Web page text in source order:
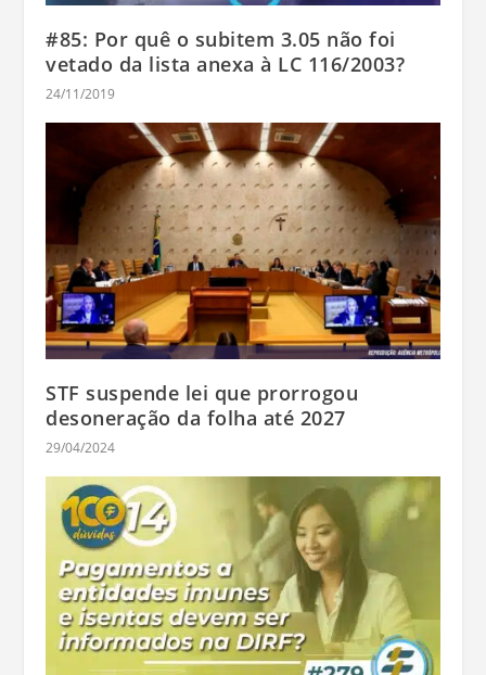
#85: Por quê o subitem 3.05 não foi
vetado da lista anexa à LC 116/2003?
24/11/2019
STF suspende lei que prorrogou
desoneração da folha até 2027
29/04/2024